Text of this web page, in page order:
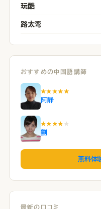
玩酷
路太弯
おすすめの中国語講師
★★★★★
阿静
★★★★ ★
劉
無料体
最新の口コミ